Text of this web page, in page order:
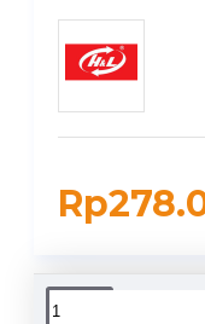
DUKUNGAN